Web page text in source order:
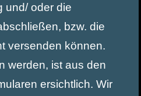
und/ oder die
bzw. die
versenden können.
werden, ist aus den
ersichtlich. Wir